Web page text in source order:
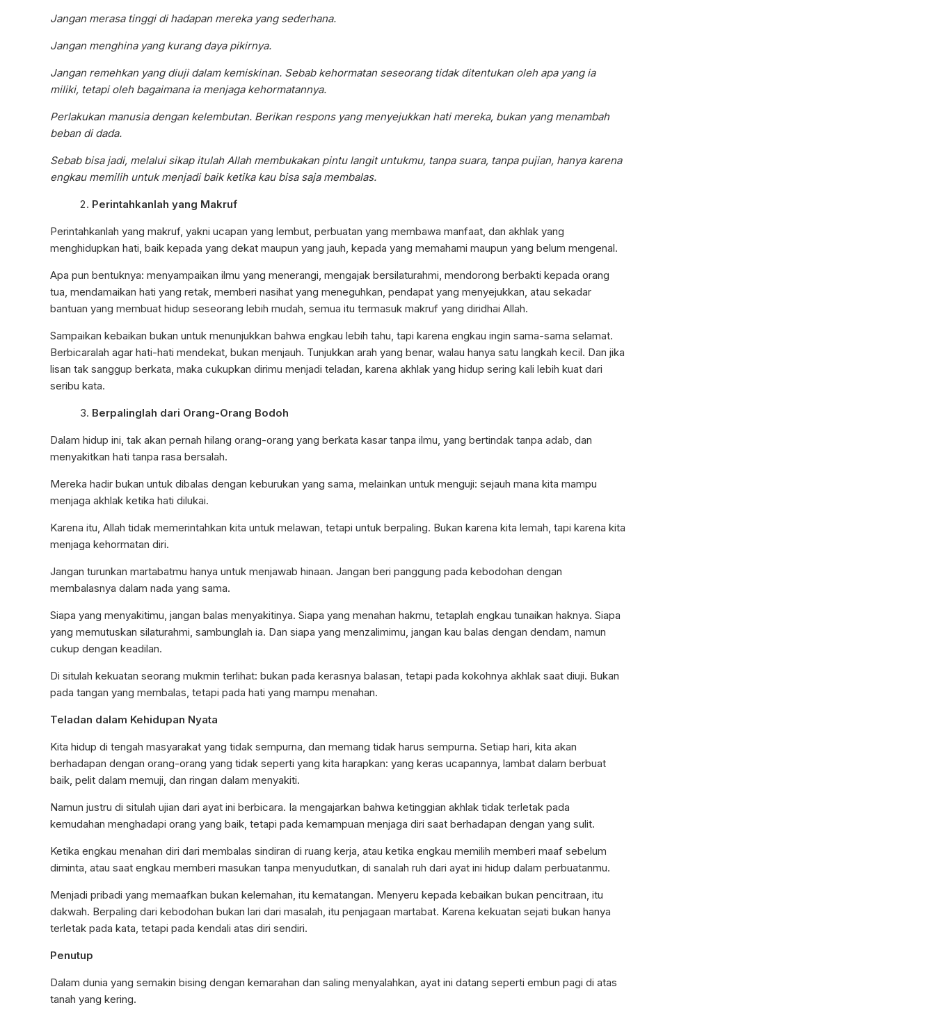
Jangan merasa tinggi di hadapan mereka yang sederhana.
Jangan menghina yang kurang daya pikirnya.
Jangan remehkan yang diuji dalam kemiskinan. Sebab kehormatan seseorang tidak ditentukan oleh apa yang ia
miliki, tetapi oleh bagaimana ia menjaga kehormatannya.
Perlakukan manusia dengan kelembutan. Berikan respons yang menyejukkan hati mereka, bukan yang menambah
beban di dada.
Sebab bisa jadi, melalui sikap itulah Allah membukakan pintu langit untukmu, tanpa suara, tanpa pujian, hanya karena
engkau memilih untuk menjadi baik ketika kau bisa saja membalas.
Perintahkanlah yang Makruf
Perintahkanlah yang makruf, yakni ucapan yang lembut, perbuatan yang membawa manfaat, dan akhlak yang
menghidupkan hati, baik kepada yang dekat maupun yang jauh, kepada yang memahami maupun yang belum mengenal.
Apa pun bentuknya: menyampaikan ilmu yang menerangi, mengajak bersilaturahmi, mendorong berbakti kepada orang
tua, mendamaikan hati yang retak, memberi nasihat yang meneguhkan, pendapat yang menyejukkan, atau sekadar
bantuan yang membuat hidup seseorang lebih mudah, semua itu termasuk makruf yang diridhai Allah.
Sampaikan kebaikan bukan untuk menunjukkan bahwa engkau lebih tahu, tapi karena engkau ingin sama-sama selamat.
Berbicaralah agar hati-hati mendekat, bukan menjauh. Tunjukkan arah yang benar, walau hanya satu langkah kecil. Dan jika
lisan tak sanggup berkata, maka cukupkan dirimu menjadi teladan, karena akhlak yang hidup sering kali lebih kuat dari
seribu kata.
Berpalinglah dari Orang-Orang Bodoh
Dalam hidup ini, tak akan pernah hilang orang-orang yang berkata kasar tanpa ilmu, yang bertindak tanpa adab, dan
menyakitkan hati tanpa rasa bersalah.
Mereka hadir bukan untuk dibalas dengan keburukan yang sama, melainkan untuk menguji: sejauh mana kita mampu
menjaga akhlak ketika hati dilukai.
Karena itu, Allah tidak memerintahkan kita untuk melawan, tetapi untuk berpaling. Bukan karena kita lemah, tapi karena kita
menjaga kehormatan diri.
Jangan turunkan martabatmu hanya untuk menjawab hinaan. Jangan beri panggung pada kebodohan dengan
membalasnya dalam nada yang sama.
Siapa yang menyakitimu, jangan balas menyakitinya. Siapa yang menahan hakmu, tetaplah engkau tunaikan haknya. Siapa
yang memutuskan silaturahmi, sambunglah ia. Dan siapa yang menzalimimu, jangan kau balas dengan dendam, namun
cukup dengan keadilan.
Di situlah kekuatan seorang mukmin terlihat: bukan pada kerasnya balasan, tetapi pada kokohnya akhlak saat diuji. Bukan
pada tangan yang membalas, tetapi pada hati yang mampu menahan.
Teladan dalam Kehidupan Nyata
Kita hidup di tengah masyarakat yang tidak sempurna, dan memang tidak harus sempurna. Setiap hari, kita akan
berhadapan dengan orang-orang yang tidak seperti yang kita harapkan: yang keras ucapannya, lambat dalam berbuat
baik, pelit dalam memuji, dan ringan dalam menyakiti.
Namun justru di situlah ujian dari ayat ini berbicara. Ia mengajarkan bahwa ketinggian akhlak tidak terletak pada
kemudahan menghadapi orang yang baik, tetapi pada kemampuan menjaga diri saat berhadapan dengan yang sulit.
Ketika engkau menahan diri dari membalas sindiran di ruang kerja, atau ketika engkau memilih memberi maaf sebelum
diminta, atau saat engkau memberi masukan tanpa menyudutkan, di sanalah ruh dari ayat ini hidup dalam perbuatanmu.
Menjadi pribadi yang memaafkan bukan kelemahan, itu kematangan. Menyeru kepada kebaikan bukan pencitraan, itu
dakwah. Berpaling dari kebodohan bukan lari dari masalah, itu penjagaan martabat. Karena kekuatan sejati bukan hanya
terletak pada kata, tetapi pada kendali atas diri sendiri.
Penutup
Dalam dunia yang semakin bising dengan kemarahan dan saling menyalahkan, ayat ini datang seperti embun pagi di atas
tanah yang kering.